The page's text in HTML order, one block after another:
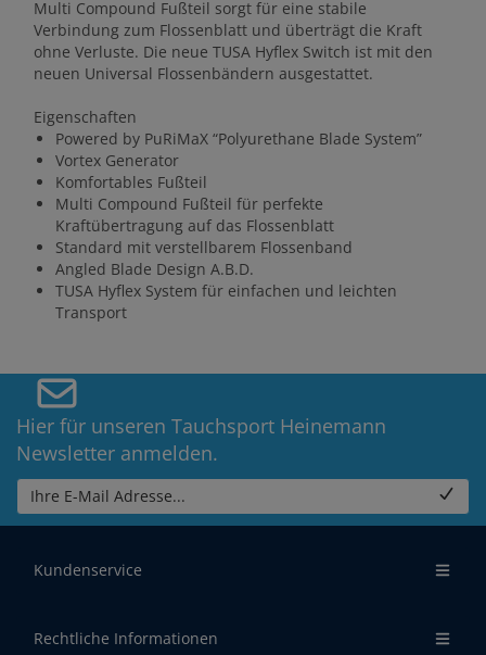
Multi Compound Fußteil sorgt für eine stabile
Verbindung zum Flossenblatt und überträgt die Kraft
ohne Verluste. Die neue TUSA Hyflex Switch ist mit den
neuen Universal Flossenbändern ausgestattet.
Eigenschaften
Powered by PuRiMaX “Polyurethane Blade System”
Vortex Generator
Komfortables Fußteil
Multi Compound Fußteil für perfekte
Kraftübertragung auf das Flossenblatt
Standard mit verstellbarem Flossenband
Angled Blade Design A.B.D.
TUSA Hyflex System für einfachen und leichten
Transport
Hier für unseren Tauchsport Heinemann
Newsletter anmelden.
Ihre E-Mail Adresse...
Kundenservice
Rechtliche Informationen